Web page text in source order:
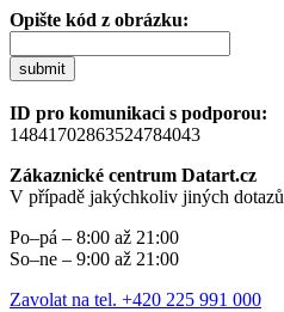
Opište kód z obrázku:
submit
ID pro komunikaci s podporou:
14841702863524784043
Zákaznické centrum Datart.cz
V případě jakýchkoliv jiných dotazů
Po–pá – 8:00 až 21:00
So–ne – 9:00 až 21:00
Zavolat na tel. +420 225 991 000